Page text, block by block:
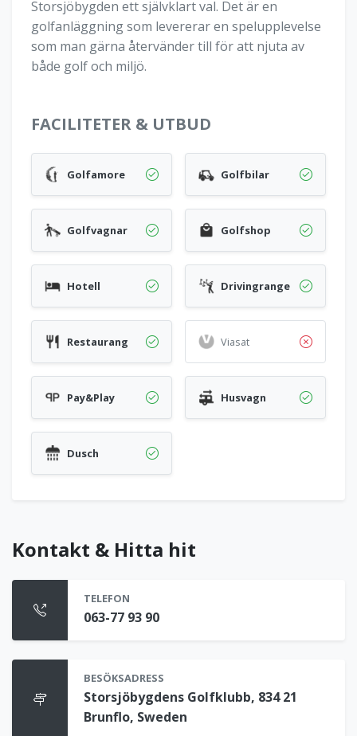
Storsjöbygden ett självklart val. Det är en
golfanläggning som levererar en spelupplevelse
som man gärna återvänder till för att njuta av
både golf och miljö.
FACILITETER & UTBUD
Golfamore Golfbilar
Golfvagnar Golfshop
Hotell Drivingrange
Restaurang Viasat
Pay&Play Husvagn
Dusch
Kontakt & Hitta hit
TELEFON
063-77 93 90
BESÖKSADRESS
Storsjöbygdens Golfklubb, 834 21
Brunflo, Sweden